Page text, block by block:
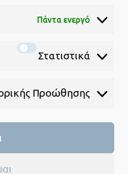
ιστοσελίδα
Πάντα ενεργό
Στατιστικά
Προώθησης